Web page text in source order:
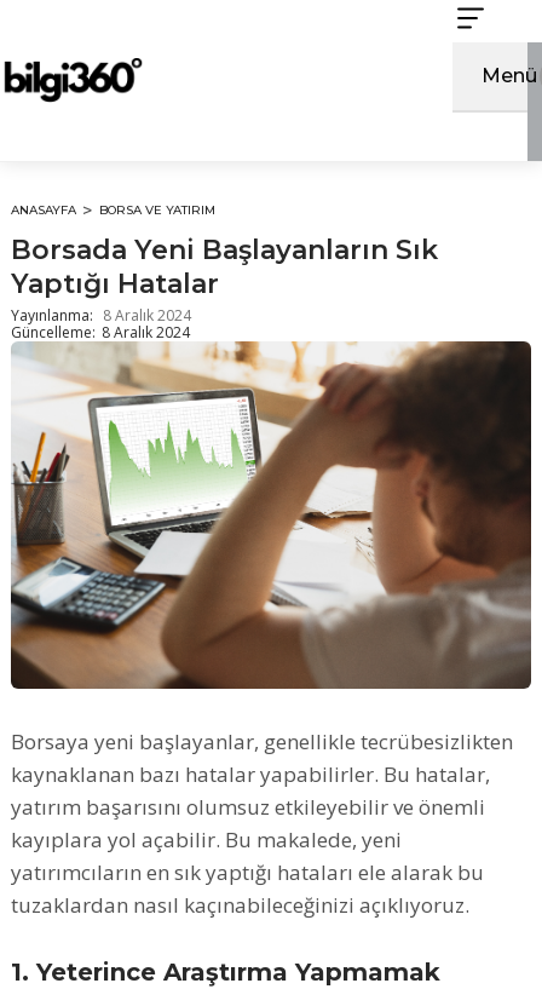
Menü
ANASAYFA BORSA VE YATIRIM
Borsada Yeni Başlayanların Sık
Yaptığı Hatalar
Yayınlanma: 8 Aralık 2024
Güncelleme: 8 Aralık 2024
Borsaya yeni başlayanlar, genellikle tecrübesizlikten
kaynaklanan bazı hatalar yapabilirler. Bu hatalar,
yatırım başarısını olumsuz etkileyebilir ve önemli
kayıplara yol açabilir. Bu makalede, yeni
yatırımcıların en sık yaptığı hataları ele alarak bu
tuzaklardan nasıl kaçınabileceğinizi açıklıyoruz.
1. Yeterince Araştırma Yapmamak